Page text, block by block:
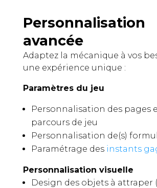
Personnalisation
avancée
Adaptez la mécanique à vos
une expérience unique :
Paramètres du jeu
Personnalisation des pages
parcours de jeu
Personnalisation de(s)
Paramétrage des instants
Personnalisation visuelle
Design des objets à attraper